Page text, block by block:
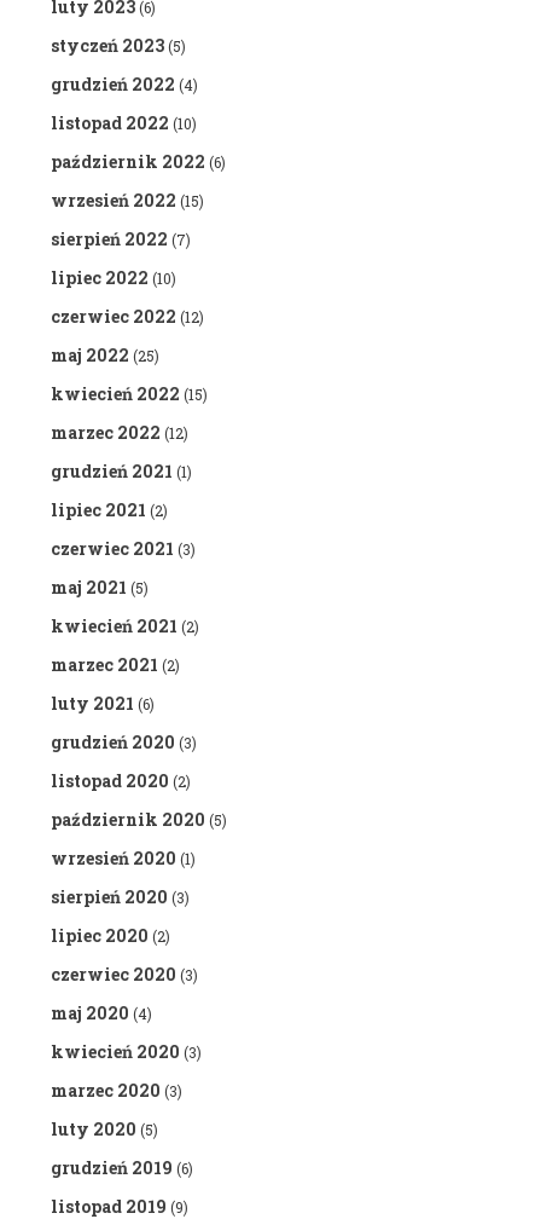
luty 2023(6)
styczeń 2023(5)
grudzień 2022 (4)
listopad 2022 (10)
październik 2022 (6)
wrzesień 2022 (15)
sierpień 2022 (7)
lipiec 2022 (10)
czerwiec 2022 (12)
maj 2022 (25)
kwiecień 2022 (15)
marzec 2022 (12)
grudzień 2021 (1)
lipiec 2021 (2)
czerwiec 2021 (3)
maj 2021 (5)
kwiecień 2021 (2)
marzec 2021 (2)
luty 2021 (6)
grudzień 2020 (3)
listopad 2020 (2)
październik 2020 (5)
wrzesień 2020 (1)
sierpień 2020 (3)
lipiec 2020 (2)
czerwiec 2020 (3)
maj 2020 (4)
kwiecień 2020 (3)
marzec 2020 (3)
luty 2020 (5)
grudzień 2019 (6)
listopad 2019 (9)